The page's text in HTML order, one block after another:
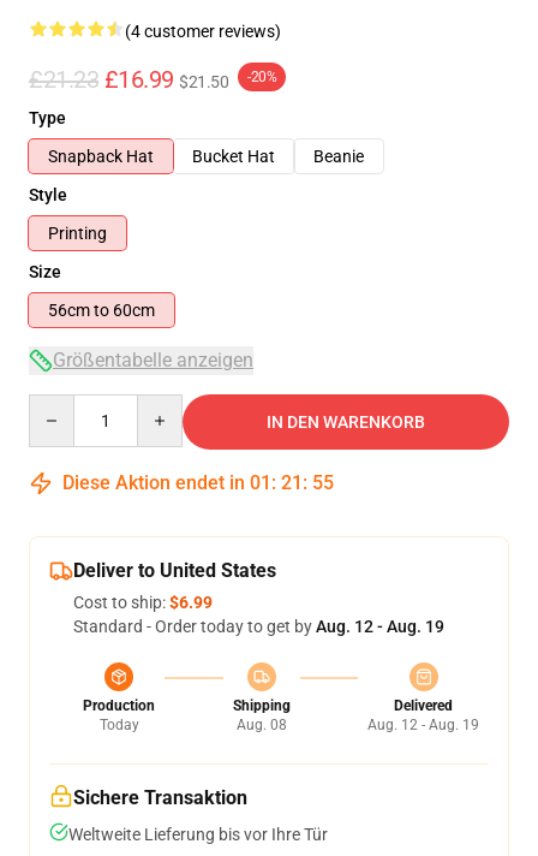
(4 customer reviews)
£21.23 £16.99 $21.50 -20%
Type
Snapback Hat
Bucket Hat
Beanie
Style
Printing
Size
56cm to 60cm
Größentabelle anzeigen
IN DEN WARENKORB
Diese Aktion endet in 01 : 21 : 54
Deliver to United States
Cost to ship:$6.99
Standard - Order today to get byAug. 12 - Aug. 19
Production
Today
Shipping
Aug. 08
Delivered
Aug. 12 - Aug. 19
Sichere Transaktion
Weltweite Lieferung bis vor Ihre Tür